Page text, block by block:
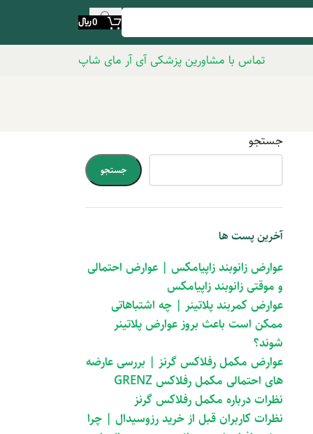
0﷼
تماس با مشاورین پزشکی آی آر مای شاپ
جستجو
جستجو
آخرین پست ها
عوارض زانوبند زاپیامکس | عوارض احتمالی
و موقتی زانوبند زاپیامکس
عوارض کمربند پلاتینر | چه اشتباهاتی
ممکن است باعث بروز عوارض پلاتینر
شوند؟
عوارض مکمل رفلاکس گرنز | بررسی عارضه
های احتمالی مکمل رفلاکس GRENZ
نظرات درباره مکمل رفلاکس گرنز
نظرات کاربران قبل از خرید رزوسیدال | چرا